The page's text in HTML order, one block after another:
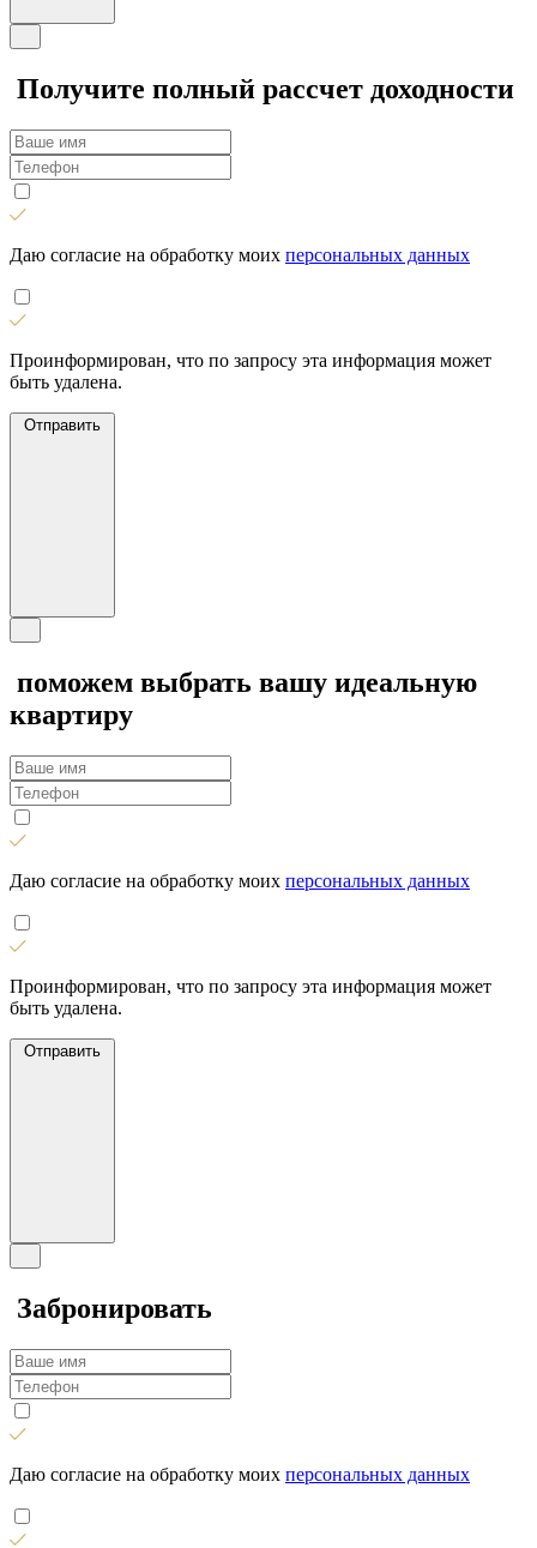
Получите полный рассчет доходности
Даю согласие на обработку моих персональных данных
Проинформирован, что по запросу эта информация может
быть удалена.
Отправить
поможем выбрать вашу идеальную
квартиру
Даю согласие на обработку моих персональных данных
Проинформирован, что по запросу эта информация может
быть удалена.
Отправить
Забронировать
Даю согласие на обработку моих персональных данных